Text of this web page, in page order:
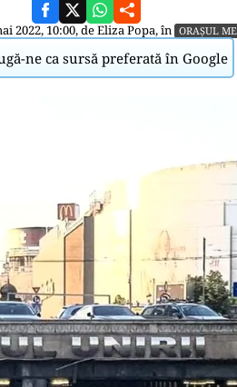
2022, 10:00, deEliza Popa, în ORAȘUL
ne ca sursă preferată în Google